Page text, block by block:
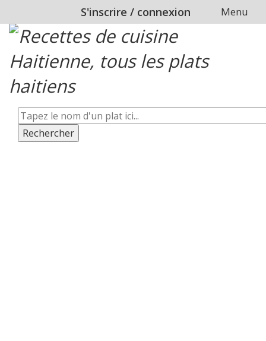
Menu
S'inscrire / connexion
Rechercher